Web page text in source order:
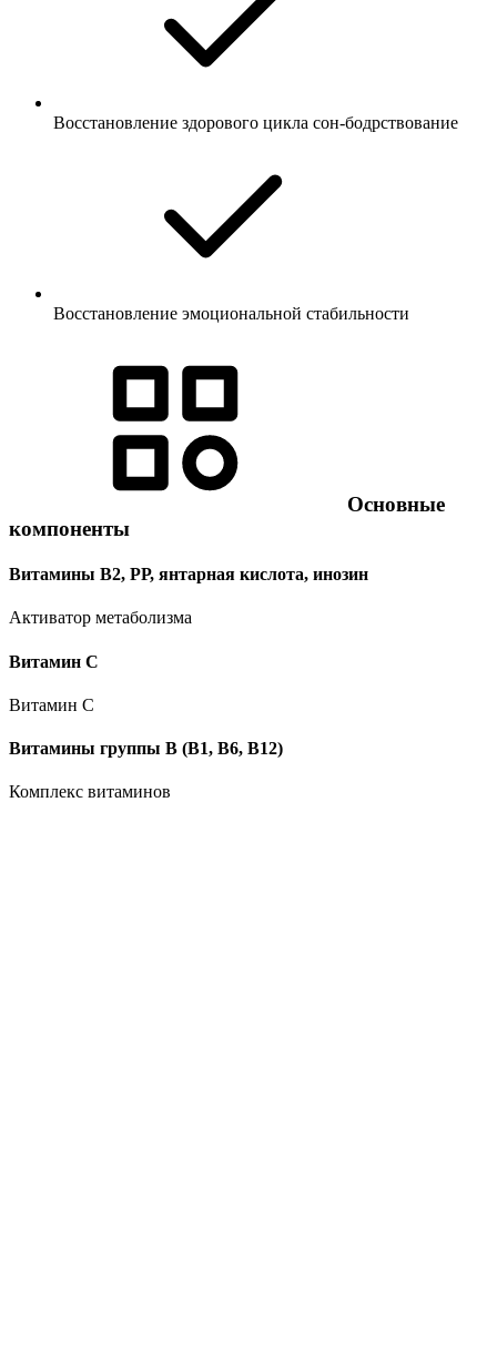
Восстановление здорового цикла сон-бодрствование
Восстановление эмоциональной стабильности
Основные
компоненты
Витамины В2, РР, янтарная кислота, инозин
Активатор метаболизма
Витамин C
Витамин C
Витамины группы B (В1, В6, В12)
Комплекс витаминов